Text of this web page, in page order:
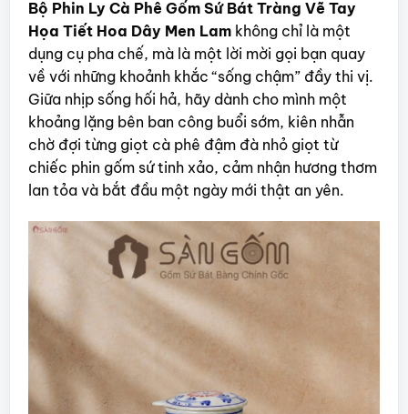
Bộ Phin Ly Cà Phê Gốm Sứ Bát Tràng Vẽ Tay
Họa Tiết Hoa Dây Men Lamkhông chỉ là một
dụng cụ pha chế, mà là một lời mời gọi bạn quay
về với những khoảnh khắc “sống chậm” đầy thi vị.
Giữa nhịp sống hối hả, hãy dành cho mình một
khoảng lặng bên ban công buổi sớm, kiên nhẫn
chờ đợi từng giọt cà phê đậm đà nhỏ giọt từ
chiếc phin gốm sứ tinh xảo, cảm nhận hương thơm
lan tỏa và bắt đầu một ngày mới thật an yên.